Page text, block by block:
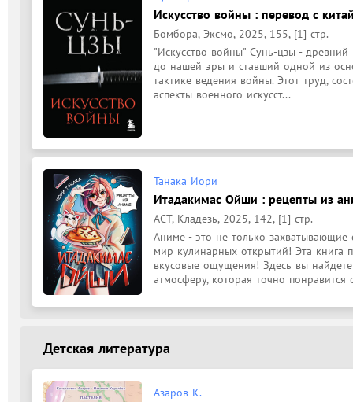
Искусство войны : перевод с
Бомбора, Эксмо, 2025, 155, [1] стр.
"Искусство войны" Сунь-цзы - древний
до нашей эры и ставший одной из
тактике ведения войны. Этот труд,
аспекты военного искусст...
Танака Иори
Итадакимас Ойши : рецепты из
АСТ, Кладезь, 2025, 142, [1] стр.
Аниме - это не только
мир кулинарных открытий! Эта книга
вкусовые ощущения! Здесь вы
атмосферу, которая точно понравится
Детская литература
Азаров К.